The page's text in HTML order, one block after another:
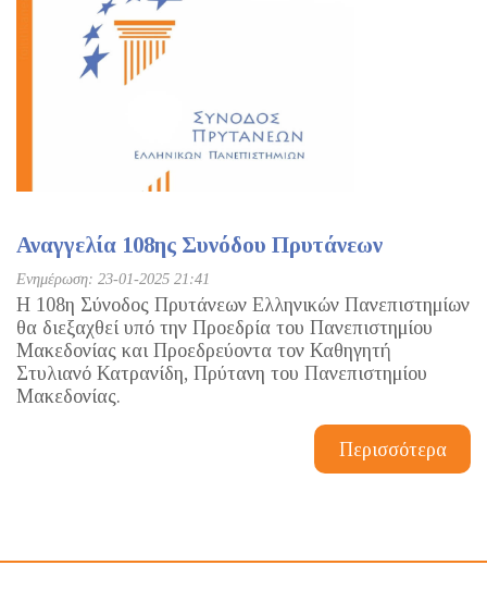
Αναγγελία 108ης Συνόδου Πρυτάνεων
Ενημέρωση: 23-01-2025 21:41
Η 108η Σύνοδος Πρυτάνεων Ελληνικών Πανεπιστημίων
θα διεξαχθεί υπό την Προεδρία του Πανεπιστημίου
Μακεδονίας και Προεδρεύοντα τον Καθηγητή
Στυλιανό Κατρανίδη, Πρύτανη του Πανεπιστημίου
Μακεδονίας.
Περισσότερα